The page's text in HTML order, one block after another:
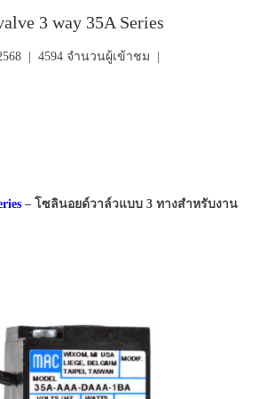
3 way 35A Series
4594 จำนวนผู้เข้าชม
– โซลินอยด์วาล์วแบบ 3 ทางสำหรับงาน